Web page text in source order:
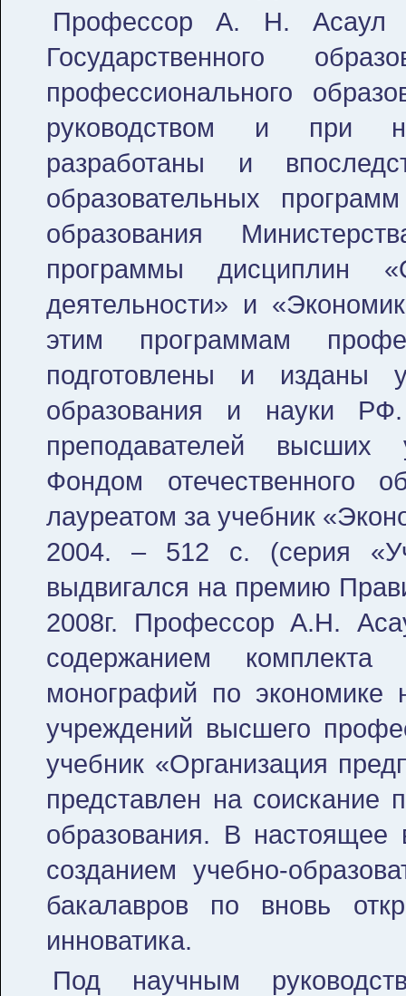
Профессор А. Н. Асаул
Государственного
профессионального
руководством и при
разработаны и
образовательных
образования
программы дисциплин
деятельности» и
этим программам
подготовлены и изданы
образования и науки
преподавателей высших
Фондом отечественного
лауреатом за учебник
2004. – 512 с. (серия
выдвигался на премию
2008г. Профессор А.Н.
содержанием
монографий по экономике
учреждений высшего
учебник «Организация
представлен на соискание
образования. В
созданием учебно-
бакалавров по вновь
инноватика.
Под научным